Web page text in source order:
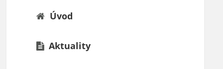
Úvod
Aktuality